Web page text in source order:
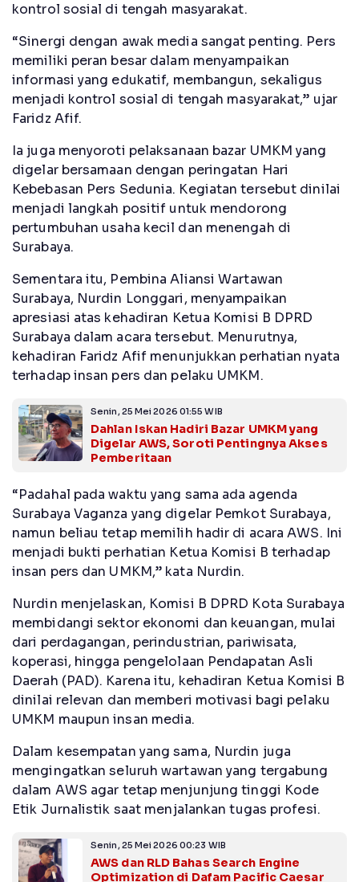
kontrol sosial di tengah masyarakat.
“Sinergi dengan awak media sangat penting. Pers
memiliki peran besar dalam menyampaikan
informasi yang edukatif, membangun, sekaligus
menjadi kontrol sosial di tengah masyarakat,” ujar
Faridz Afif.
Ia juga menyoroti pelaksanaan bazar UMKM yang
digelar bersamaan dengan peringatan Hari
Kebebasan Pers Sedunia. Kegiatan tersebut dinilai
menjadi langkah positif untuk mendorong
pertumbuhan usaha kecil dan menengah di
Surabaya.
Sementara itu, Pembina Aliansi Wartawan
Surabaya, Nurdin Longgari, menyampaikan
apresiasi atas kehadiran Ketua Komisi B DPRD
Surabaya dalam acara tersebut. Menurutnya,
kehadiran Faridz Afif menunjukkan perhatian nyata
terhadap insan pers dan pelaku UMKM.
Senin, 25 Mei 2026 01:55 WIB
Dahlan Iskan Hadiri Bazar UMKM yang
Digelar AWS, Soroti Pentingnya Akses
Pemberitaan
“Padahal pada waktu yang sama ada agenda
Surabaya Vaganza yang digelar Pemkot Surabaya,
namun beliau tetap memilih hadir di acara AWS. Ini
menjadi bukti perhatian Ketua Komisi B terhadap
insan pers dan UMKM,” kata Nurdin.
Nurdin menjelaskan, Komisi B DPRD Kota Surabaya
membidangi sektor ekonomi dan keuangan, mulai
dari perdagangan, perindustrian, pariwisata,
koperasi, hingga pengelolaan Pendapatan Asli
Daerah (PAD). Karena itu, kehadiran Ketua Komisi B
dinilai relevan dan memberi motivasi bagi pelaku
UMKM maupun insan media.
Dalam kesempatan yang sama, Nurdin juga
mengingatkan seluruh wartawan yang tergabung
dalam AWS agar tetap menjunjung tinggi Kode
Etik Jurnalistik saat menjalankan tugas profesi.
Senin, 25 Mei 2026 00:23 WIB
AWS dan RLD Bahas Search Engine
Optimization di Dafam Pacific Caesar